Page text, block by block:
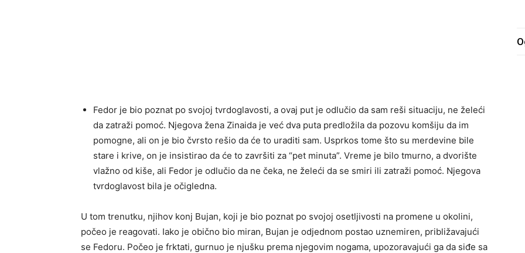
Fedor je bio poznat po svojoj tvrdoglavosti, a ovaj put je odlučio da sam reši situaciju, ne želeći
da zatraži pomoć. Njegova žena Zinaida je već dva puta predložila da pozovu komšiju da im
pomogne, ali on je bio čvrsto rešio da će to uraditi sam. Usprkos tome što su merdevine bile
stare i krive, on je insistirao da će to završiti za “pet minuta”. Vreme je bilo tmurno, a dvorište
vlažno od kiše, ali Fedor je odlučio da ne čeka, ne želeći da se smiri ili zatraži pomoć. Njegova
tvrdoglavost bila je očigledna.
U tom trenutku, njihov konj Bujan, koji je bio poznat po svojoj osetljivosti na promene u okolini,
počeo je reagovati. Iako je obično bio miran, Bujan je odjednom postao uznemiren, približavajući
se Fedoru. Počeo je frktati, gurnuo je njušku prema njegovim nogama, upozoravajući ga da siđe sa